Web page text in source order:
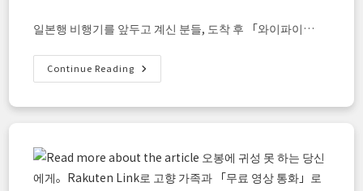
활
용
는
방
법
일본행 비행기를 앞두고 계신 분들, 도착 후 「와이파이…
Continue Reading 【비
행
날
밤
OK！】
일
본